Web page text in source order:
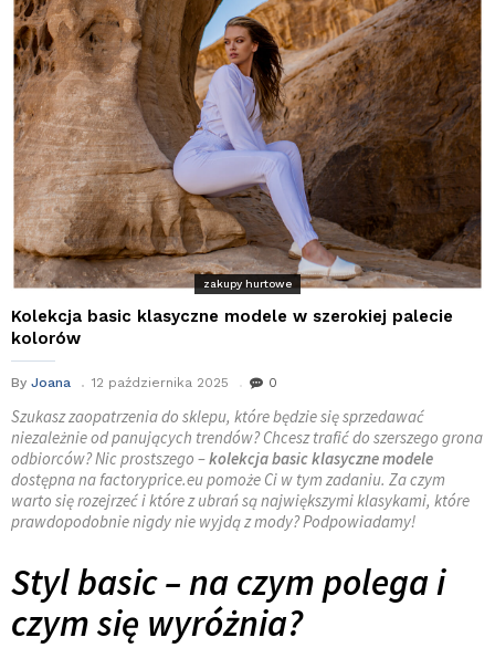
zakupy hurtowe
Kolekcja basic klasyczne modele w szerokiej palecie
kolorów
By Joana 12 października 2025 0
Szukasz zaopatrzenia do sklepu, które będzie się sprzedawać
niezależnie od panujących trendów? Chcesz trafić do szerszego grona
odbiorców? Nic prostszego –kolekcja basic klasyczne modele
dostępna na factoryprice.eu pomoże Ci w tym zadaniu. Za czym
warto się rozejrzeć i które z ubrań są największymi klasykami, które
prawdopodobnie nigdy nie wyjdą z mody? Podpowiadamy!
Styl basic – na czym polega i
czym się wyróżnia?